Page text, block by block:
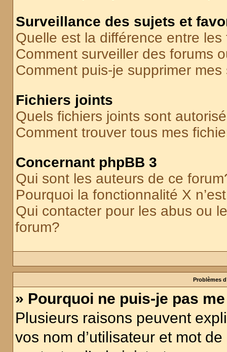
Surveillance des sujets et
Quelle est la différence entre
Comment surveiller des forums
Comment puis-je supprimer
Fichiers joints
Quels fichiers joints sont
Comment trouver tous mes
Concernant phpBB 3
Qui sont les auteurs de ce
Pourquoi la fonctionnalité X
Qui contacter pour les abus ou
forum?
Problèmes
» Pourquoi ne puis-je pas
Plusieurs raisons peuvent
vos nom d’utilisateur et mot